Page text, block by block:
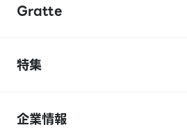
Gratte
特集
企業情報